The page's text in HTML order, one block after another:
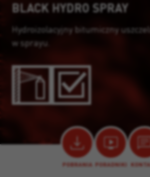
BLACK HYDRO SPRAY
Hydroizolacyjny bitumiczny
w sprayu.
POBRANIA PORADNIKI